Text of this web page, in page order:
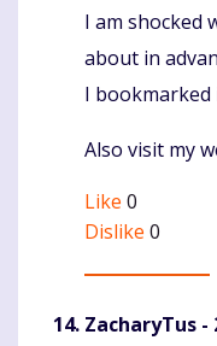
I am shocked
about in
I bookmarked
Also visit my
Like 0
Dislike 0
ZacharyTus -